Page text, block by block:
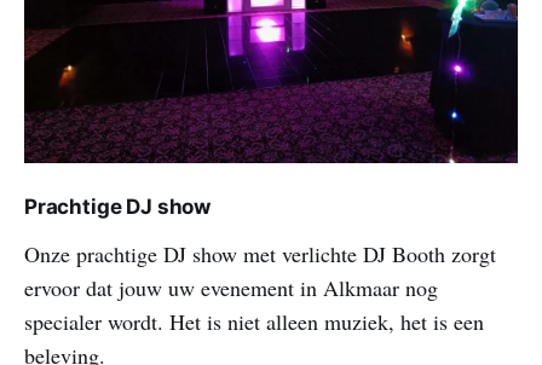
Prachtige DJ show
Onze prachtige DJ show met verlichte DJ Booth zorgt
ervoor dat jouw uw evenement in Alkmaar nog
specialer wordt. Het is niet alleen muziek, het is een
beleving.